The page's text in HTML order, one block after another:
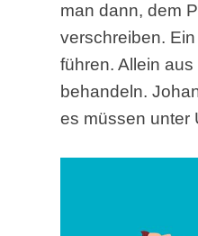
man dann, dem
verschreiben.
führen. Allein
behandeln.
es müssen unter